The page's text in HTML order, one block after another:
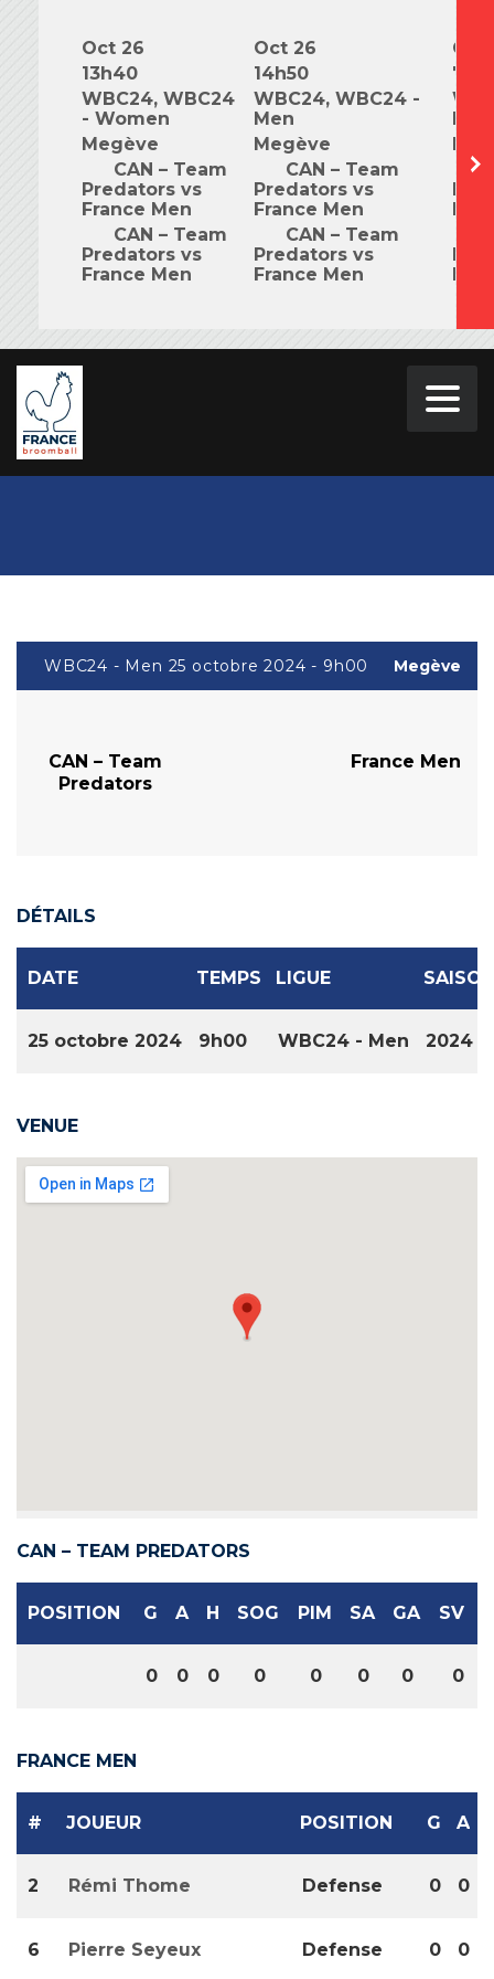
Oct 26
13h40
WBC24, WBC24
- Women
Megève
CAN – Team
Predators vs
France Men
CAN – Team
Predators vs
France Men
Oct 26
14h50
WBC24, WBC24 -
Men
Megève
CAN – Team
Predators vs
France Men
CAN – Team
Predators vs
France Men
Oct
WBC24 - Men 25 octobre 2024 - 9h00 Megève
CAN – Team
Predators
France Men
DÉTAILS
DATE TEMPS LIGUE SAISON
25 octobre 2024 9h00 WBC24 - Men 2024
VENUE
CAN – TEAM PREDATORS
POSITION G A H SOG PIM SA GA SV
0 0 0 0 0 0 0 0
FRANCE MEN
# JOUEUR POSITION G A
2 Rémi Thome Defense 0 0
6 Pierre Seyeux Defense 0 0